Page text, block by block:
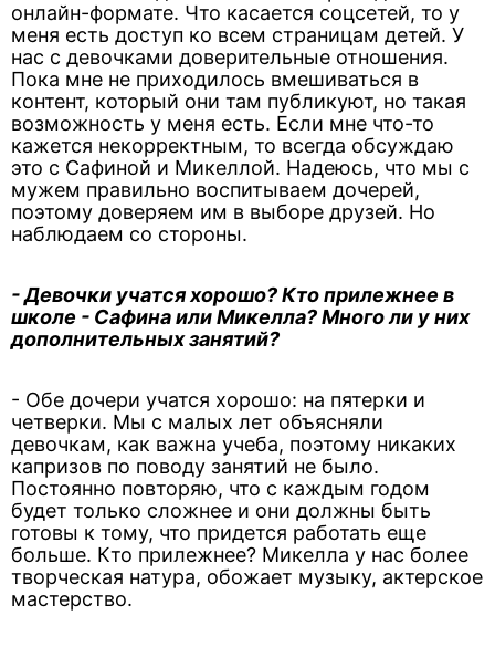
онлайн-формате. Что касается соцсетей, то у
меня есть доступ ко всем страницам детей. У
нас с девочками доверительные отношения.
Пока мне не приходилось вмешиваться в
контент, который они там публикуют, но такая
возможность у меня есть. Если мне что-то
кажется некорректным, то всегда обсуждаю
это с Сафиной и Микеллой. Надеюсь, что мы с
мужем правильно воспитываем дочерей,
поэтому доверяем им в выборе друзей. Но
наблюдаем со стороны.
- Девочки учатся хорошо? Кто прилежнее в
школе - Сафина или Микелла? Много ли у них
дополнительных занятий?
- Обе дочери учатся хорошо: на пятерки и
четверки. Мы с малых лет объясняли
девочкам, как важна учеба, поэтому никаких
капризов по поводу занятий не было.
Постоянно повторяю, что с каждым годом
будет только сложнее и они должны быть
готовы к тому, что придется работать еще
больше. Кто прилежнее? Микелла у нас более
творческая натура, обожает музыку, актерское
мастерство.